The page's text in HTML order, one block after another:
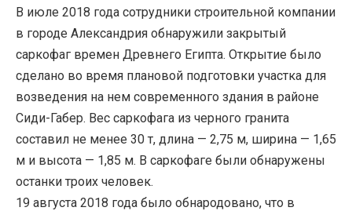
В июле 2018 года сотрудники строительной компании
в городе Александрия обнаружили закрытый
саркофаг времен Древнего Египта. Открытие было
сделано во время плановой подготовки участка для
возведения на нем современного здания в районе
Сиди-Габер. Вес саркофага из черного гранита
составил не менее 30 т, длина — 2,75 м, ширина — 1,65
м и высота — 1,85 м. В саркофаге были обнаружены
останки троих человек.
19 августа 2018 года было обнародовано, что в